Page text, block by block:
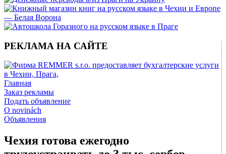
РЕКЛАМА НА САЙТЕ
Главная
Заказ рекламы
Подать объявление
O novinách
Объявления
Чехия готова ежегодно